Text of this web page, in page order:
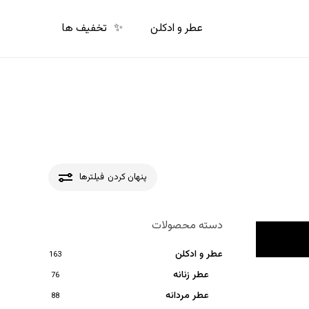
عطر و ادکلن ✨ تخفیف ها
پنهان کردن فیلترها
دسته محصولات
عطر و ادکلن 163
عطر زنانه 76
عطر مردانه 88